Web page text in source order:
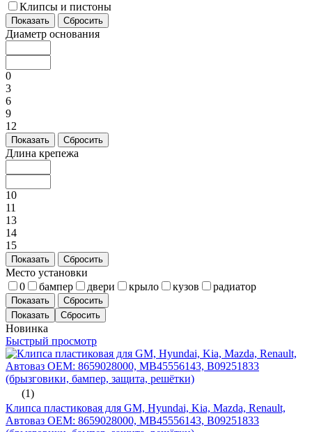
Клипсы и пистоны
Показать Сбросить
Диаметр основания
0
3
6
9
12
Показать Сбросить
Длина крепежа
10
11
13
14
15
Показать Сбросить
Место установки
0
бампер двери крыло кузов радиатор
Показать Сбросить
Новинка
Быстрый просмотр
(1)
Клипса пластиковая для GM, Hyundai, Kia, Mazda, Renault,
Автоваз ОЕМ: 8659028000, MB45556143, B09251833